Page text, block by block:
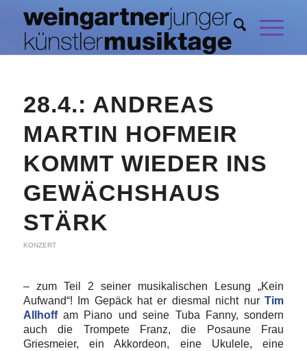
28.4.: ANDREAS
MARTIN HOFMEIR
KOMMT WIEDER INS
GEWÄCHSHAUS
STÄRK
KONZERT
– zum Teil 2 seiner musikalischen Lesung „Kein
Aufwand“! Im Gepäck hat er diesmal nicht nurTim
Allhoffam Piano und seine Tuba Fanny, sondern
auch die Trompete Franz, die Posaune Frau
Griesmeier, ein Akkordeon, eine Ukulele, eine